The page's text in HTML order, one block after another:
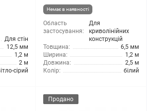
Для стін
12,5 мм
1,2 м
2 м
сірий
Немає в наявності
Область
застосування:
Для
криволінійних
конструкцій
Товщина:
6,5 мм
Ширина:
1,2 м
Довжина:
2,5 м
Колір:
білий
Продано